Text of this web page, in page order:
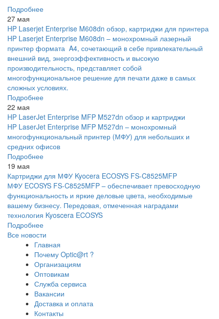
Подробнее
27 мая
HP Laserjet Enterprise M608dn обзор, картриджи для принтера
HP Laserjet Enterprise M608dn – монохромный лазерный
принтер формата A4, сочетающий в себе привлекательный
внешний вид, энергоэффективность и высокую
производительность, представляет собой
многофункциональное решение для печати даже в самых
сложных условиях.
Подробнее
22 мая
HP LaserJet Enterprise MFP M527dn обзор и картриджи
HP LaserJet Enterprise MFP M527dn – монохромный
многофункциональный принтер (МФУ) для небольших и
средних офисов
Подробнее
19 мая
Картриджи для МФУ Kyocera ECOSYS FS-C8525MFP
МФУ ECOSYS FS-C8525MFP – обеспечивает превосходную
функциональность и яркие деловые цвета, необходимые
вашему бизнесу. Передовая, отмеченная наградами
технология Kyoscera ECOSYS
Подробнее
Все новости
Главная
Почему Optic@rt ?
Организациям
Оптовикам
Служба сервиса
Вакансии
Доставка и оплата
Контакты